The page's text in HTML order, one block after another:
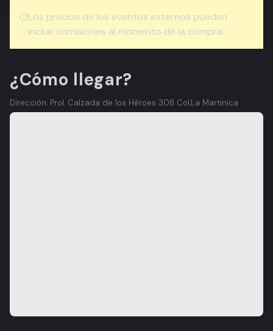
Los precios de los eventos externos pueden
incluir comisiones al momento de la compra.
¿Cómo llegar?
Dirección: Prol. Calzada de los Héroes 308 Col.La Martinica